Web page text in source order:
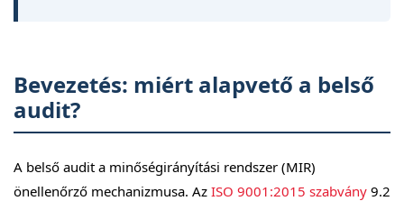
Bevezetés: miért alapvető a belső
audit?
A belső audit a minőségirányítási rendszer (MIR)
önellenőrző mechanizmusa. Az ISO 9001:2015 szabvány 9.2